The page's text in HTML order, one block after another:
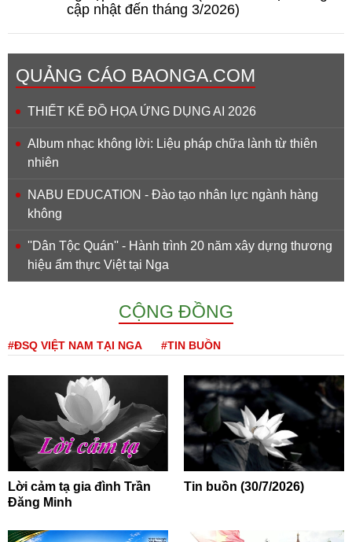
cập nhật đến tháng 3/2026)
QUẢNG CÁO BAONGA.COM
THIẾT KẾ ĐỒ HỌA ỨNG DỤNG AI 2026
Album nhạc không lời: Liệu pháp chữa lành từ thiên
nhiên
NABU EDUCATION - Đào tạo nhân lực ngành hàng
không
''Dân Tộc Quán'' - Hành trình 20 năm xây dựng thương
hiệu ẩm thực Việt tại Nga
CỘNG ĐỒNG
#ĐSQ VIỆT NAM TẠI NGA #TIN BUỒN
Lời cảm tạ gia đình Trần
Đăng Minh
Tin buồn (30/7/2026)